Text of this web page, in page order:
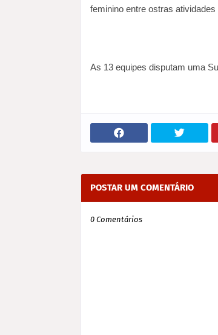
feminino entre ostras atividades
As 13 equipes disputam uma
POSTAR UM COMENTÁRIO
0 Comentários